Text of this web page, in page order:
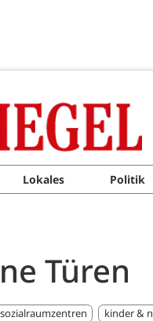
Lokales Politik
Türen
sozialraumzentren kinder &